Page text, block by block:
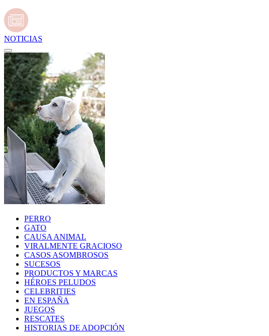
NOTICIAS
PERRO
GATO
CAUSA ANIMAL
VIRALMENTE GRACIOSO
CASOS ASOMBROSOS
SUCESOS
PRODUCTOS Y MARCAS
HÉROES PELUDOS
CELEBRITIES
EN ESPAÑA
JUEGOS
RESCATES
HISTORIAS DE ADOPCIÓN